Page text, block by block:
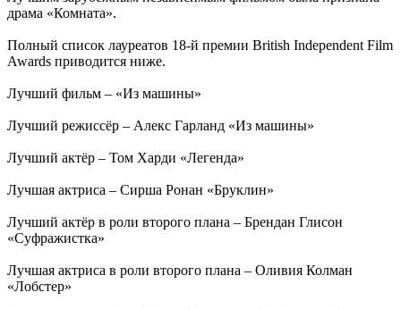
драма «Комната».
Полный список лауреатов 18-й премии British Independent Film
Awards приводится ниже.
Лучший фильм – «Из машины»
Лучший режиссёр – Алекс Гарланд «Из машины»
Лучший актёр – Том Харди «Легенда»
Лучшая актриса – Сирша Ронан «Бруклин»
Лучший актёр в роли второго плана – Брендан Глисон
«Суфражистка»
Лучшая актриса в роли второго плана – Оливия Колман
«Лобстер»